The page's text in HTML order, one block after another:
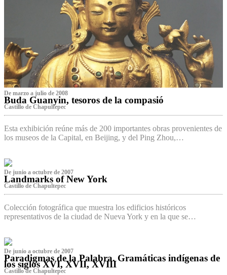
De marzo a julio de 2008
Buda Guanyin, tesoros de la compasió
Castillo de Chapultepec
Esta exhibición reúne más de 200 importantes obras provenientes de
los museos de la Capital, en Beijing, y del Ping Zhou,…
De junio a octubre de 2007
Landmarks of New York
Castillo de Chapultepec
Colección fotográfica que muestra los edificios históricos
representativos de la ciudad de Nueva York y en la que se…
De junio a octubre de 2007
Paradigmas de la Palabra. Gramáticas indígenas de
los siglos XVI, XVII, XVIII
Castillo de Chapultepec